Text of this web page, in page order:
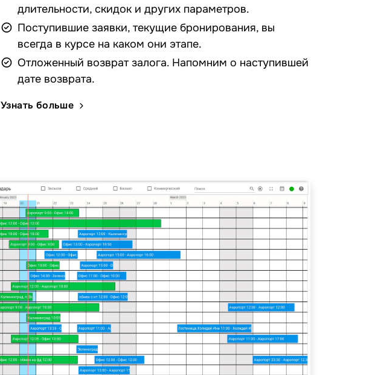
длительности, скидок и других параметров.
Поступившие заявки, текущие бронирования, вы
всегда в курсе на каком они этапе.
Отложенный возврат залога. Напомним о наступившей
дате возврата.
Узнать больше